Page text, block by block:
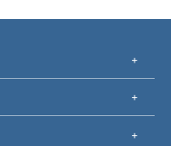
+
+
+